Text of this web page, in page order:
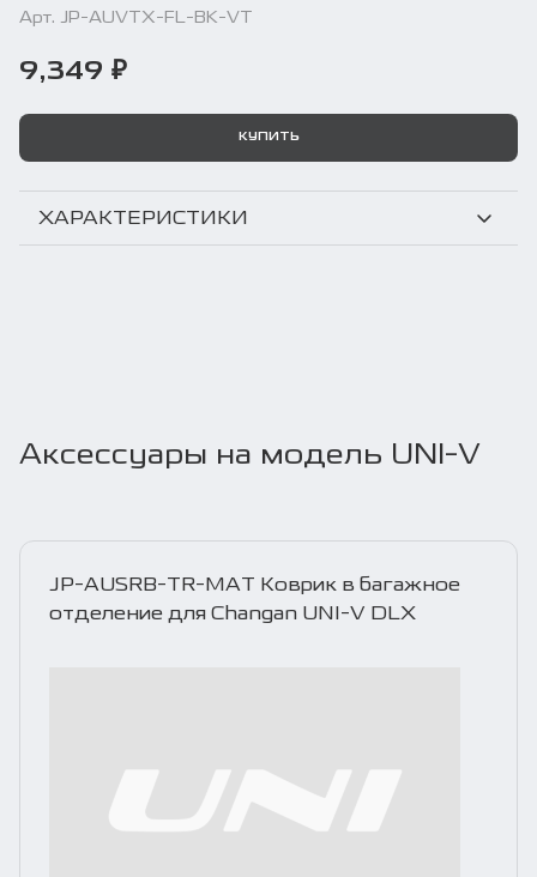
Арт. JP-AUVTX-FL-BK-VT
9,349 ₽
КУПИТЬ
ХАРАКТЕРИСТИКИ
Аксессуары на модель UNI-V
JP-AUSRB-TR-MAT Коврик в багажное
отделение для Changan UNI-V DLX